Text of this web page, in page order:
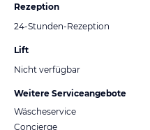
Rezeption
24-Stunden-Rezeption
Lift
Nicht verfügbar
Weitere Serviceangebote
Wäscheservice
Concierge